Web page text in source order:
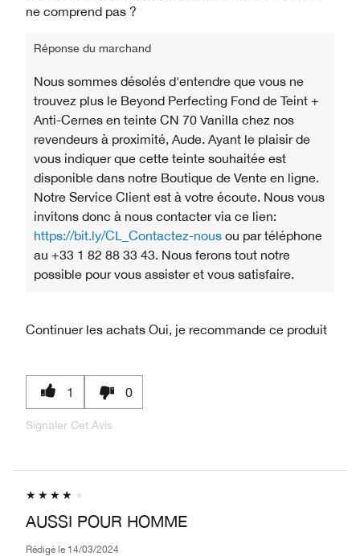
ne comprend pas ?
Réponse du marchand
Nous sommes désolés d'entendre que vous ne
trouvez plus le Beyond Perfecting Fond de Teint +
Anti-Cernes en teinte CN 70 Vanilla chez nos
revendeurs à proximité, Aude. Ayant le plaisir de
vous indiquer que cette teinte souhaitée est
disponible dans notre Boutique de Vente en ligne.
Notre Service Client est à votre écoute. Nous vous
invitons donc à nous contacter via ce lien:
https://bit.ly/CL_Contactez-nous ou par téléphone
au +33 1 82 88 33 43. Nous ferons tout notre
possible pour vous assister et vous satisfaire.
Continuer les achats Oui, je recommande ce produit
1 0
Signaler Cet Avis
AUSSI POUR HOMME
Rédigé le 14/03/2024